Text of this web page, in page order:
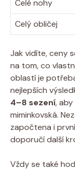
Celé nohy
Celý obličej
Jak vidíte, ceny
na tom, co
oblastí je
nejlepších
4–8 sezení,
miminkovská.
započtena i
doporučí další
Vždy se také